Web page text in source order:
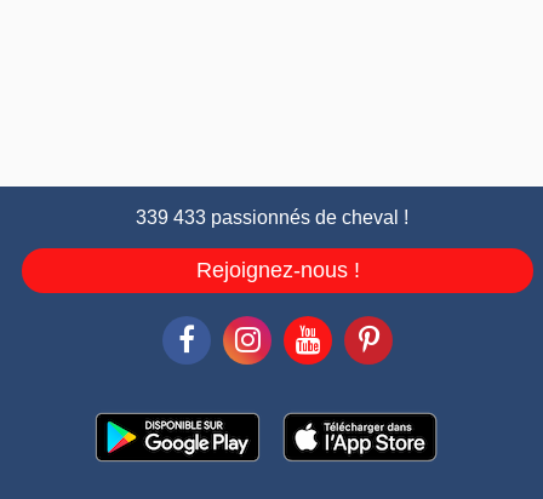
339 433 passionnés de cheval !
Rejoignez-nous !